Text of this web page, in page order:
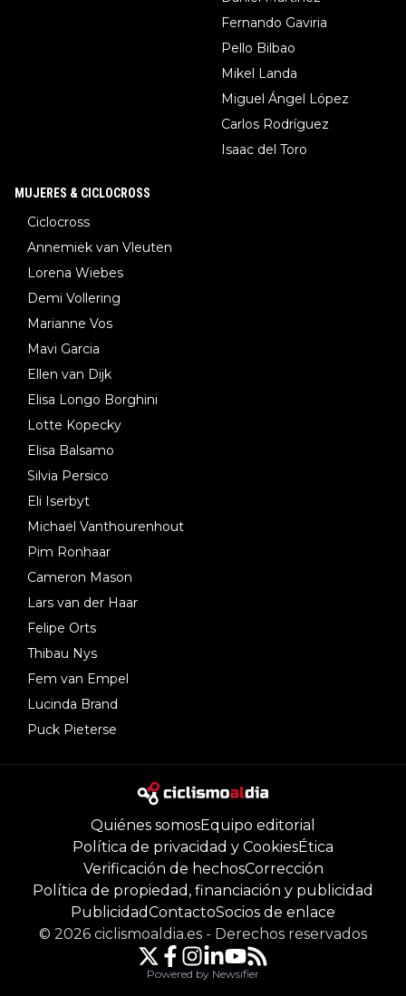
Fernando Gaviria
Pello Bilbao
Mikel Landa
Miguel Ángel López
Carlos Rodríguez
Isaac del Toro
MUJERES & CICLOCROSS
Ciclocross
Annemiek van Vleuten
Lorena Wiebes
Demi Vollering
Marianne Vos
Mavi Garcia
Ellen van Dijk
Elisa Longo Borghini
Lotte Kopecky
Elisa Balsamo
Silvia Persico
Eli Iserbyt
Michael Vanthourenhout
Pim Ronhaar
Cameron Mason
Lars van der Haar
Felipe Orts
Thibau Nys
Fem van Empel
Lucinda Brand
Puck Pieterse
Quiénes somosEquipo editorial
Política de privacidad y CookiesÉtica
Verificación de hechosCorrección
Política de propiedad, financiación y publicidad
PublicidadContactoSocios de enlace
© 2026 ciclismoaldia.es - Derechos reservados
Powered by Newsifier